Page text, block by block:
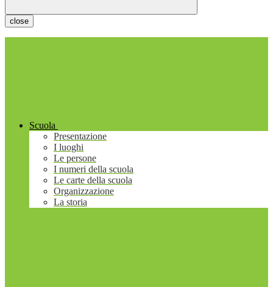
close
Scuola
Presentazione
I luoghi
Le persone
I numeri della scuola
Le carte della scuola
Organizzazione
La storia